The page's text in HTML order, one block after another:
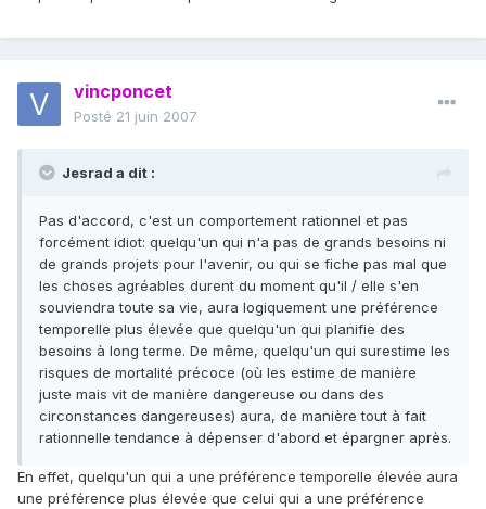
vincponcet
Posté 21 juin 2007
Jesrad a dit :
Pas d'accord, c'est un comportement rationnel et pas
forcément idiot: quelqu'un qui n'a pas de grands besoins ni
de grands projets pour l'avenir, ou qui se fiche pas mal que
les choses agréables durent du moment qu'il / elle s'en
souviendra toute sa vie, aura logiquement une préférence
temporelle plus élevée que quelqu'un qui planifie des
besoins à long terme. De même, quelqu'un qui surestime les
risques de mortalité précoce (où les estime de manière
juste mais vit de manière dangereuse ou dans des
circonstances dangereuses) aura, de manière tout à fait
rationnelle tendance à dépenser d'abord et épargner après.
En effet, quelqu'un qui a une préférence temporelle élevée aura
une préférence plus élevée que celui qui a une préférence